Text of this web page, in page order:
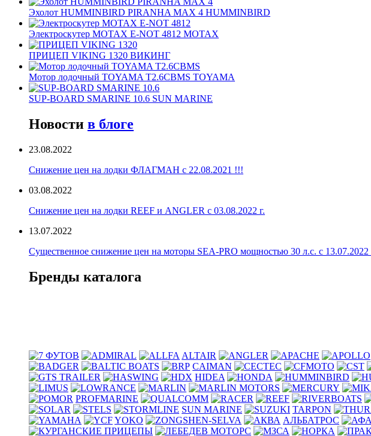
Эхолот HUMMINBIRD PIRANHA MAX 4 HUMMINBIRD
Электроскутер MOTAX E-NOT 4812 MOTAX
ПРИЦЕП VIKING 1320 ВИКИНГ
Мотор лодочный TOYAMA T2.6CBMS TOYAMA
SUP-BOARD SMARINE 10.6 SUN MARINE
Новости в блоге
23.08.2022
Снижение цен на лодки ФЛАГМАН с 22.08.2021 !!!
03.08.2022
Снижение цен на лодки REEF и ANGLER с 03.08.2022 г.
13.07.2022
Существенное снижение цен на моторы SEA-PRO мощностью 30 л.с. с 13.07.2022
Бренды каталога
ALTAIR
CAIMAN
HIDEA
PROFMARINE
SUN MARINE
TARPON
YOKO
АЛЬБАТРОС